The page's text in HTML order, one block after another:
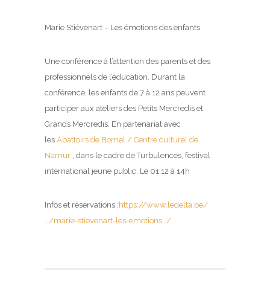
Marie Stiévenart – Les émotions des enfants
Une conférence à l’attention des parents et des
professionnels de l’éducation. Durant la
conférence, les enfants de 7 à 12 ans peuvent
participer aux ateliers des Petits Mercredis et
Grands Mercredis. En partenariat avec
les Abattoirs de Bomel / Centre culturel de
Namur , dans le cadre de Turbulences, festival
international jeune public. Le 01.12 à 14h
Infos et réservations : https://www.ledelta.be/
…/marie-stievenart-les-emotions…/